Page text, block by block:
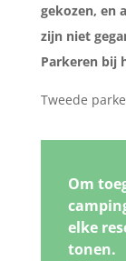
gekozen, en
zijn niet
Parkeren bij
Tweede
Om
elke
tonen.